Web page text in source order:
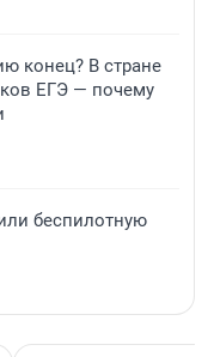
конец? В стране
ЕГЭ — почему
беспилотную